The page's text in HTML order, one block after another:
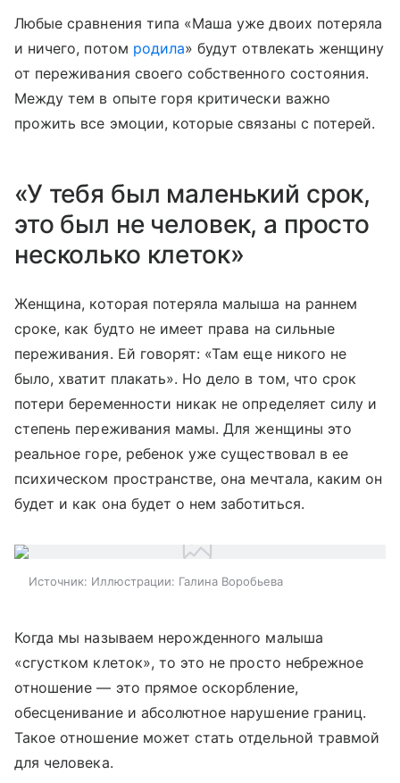
Любые сравнения типа «Маша уже двоих потеряла
и ничего, потом родила» будут отвлекать женщину
от переживания своего собственного состояния.
Между тем в опыте горя критически важно
прожить все эмоции, которые связаны с потерей.
«У тебя был маленький срок,
это был не человек, а просто
несколько клеток»
Женщина, которая потеряла малыша на раннем
сроке, как будто не имеет права на сильные
переживания. Ей говорят: «Там еще никого не
было, хватит плакать». Но дело в том, что срок
потери беременности никак не определяет силу и
степень переживания мамы. Для женщины это
реальное горе, ребенок уже существовал в ее
психическом пространстве, она мечтала, каким он
будет и как она будет о нем заботиться.
Источник: Иллюстрации: Галина Воробьева
Когда мы называем нерожденного малыша
«сгустком клеток», то это не просто небрежное
отношение — это прямое оскорбление,
обесценивание и абсолютное нарушение границ.
Такое отношение может стать отдельной травмой
для человека.